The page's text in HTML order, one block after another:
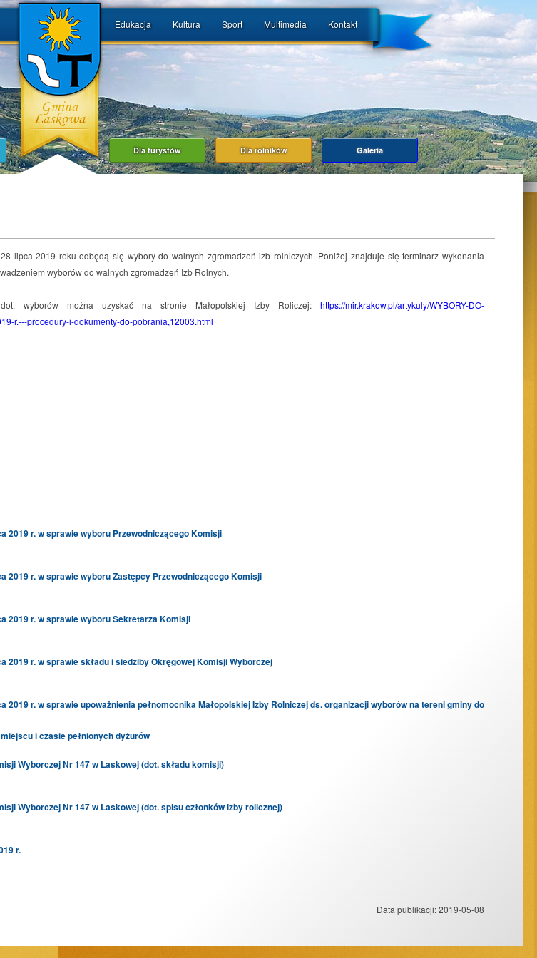
Edukacja Kultura Sport Multimedia Kontakt
Dla turystów Dla rolników Galeria
lipca 2019 roku odbędą się wybory do walnych zgromadzeń izb rolniczych. Poniżej znajduje się terminarz wykonania
wyborów do walnych zgromadzeń Izb Rolnych.
wyborów można uzyskać na stronie Małopolskiej Izby Roliczej: https://mir.krakow.pl/artykuly/WYBORY-DO-
r.---procedury-i-dokumenty-do-pobrania,12003.html
2019 r. w sprawie wyboru Przewodniczącego Komisji
2019 r. w sprawie wyboru Zastępcy Przewodniczącego Komisji
2019 r. w sprawie wyboru Sekretarza Komisji
2019 r. w sprawie składu i siedziby Okręgowej Komisji Wyborczej
2019 r. w sprawie upoważnienia pełnomocnika Małopolskiej Izby Rolniczej ds. organizacji wyborów na tereni gminy do
i czasie pełnionych dyżurów
Wyborczej Nr 147 w Laskowej (dot. składu komisji)
Wyborczej Nr 147 w Laskowej (dot. spisu członków izby rolicznej)
r.
Data publikacji:2019-05-08